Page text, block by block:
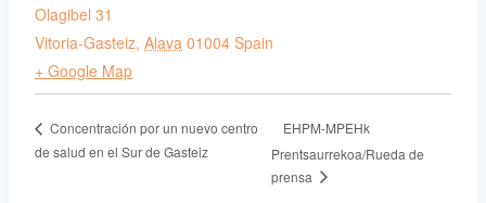
Olagibel 31
Vitoria-Gasteiz, Alava 01004 Spain
+ Google Map
Concentración por un nuevo centro
de salud en el Sur de Gasteiz
EHPM-MPEHk
Prentsaurrekoa/Rueda de
prensa